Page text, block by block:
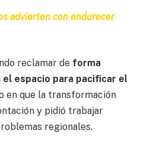
advierten con endurecer
reclamar de forma
espacio para pacificar el
en que la transformación
y pidió trabajar
regionales.